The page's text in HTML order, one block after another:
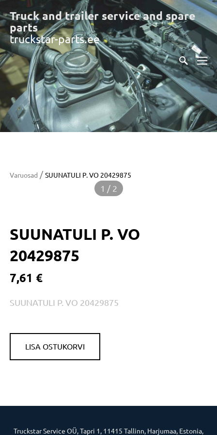
Truck and trailer service and spare
parts
truckstar-parts.ee
Varuosad / SUUNATULI P. VO 20429875
1 / 2
SUUNATULI P. VO
20429875
7,61 €
SUUNATULI P. VO 20429875
LISA OSTUKORVI
Truckstar Service OÜ, Tapri 1, 11415 Tallinn, Harjumaa, Estonia,